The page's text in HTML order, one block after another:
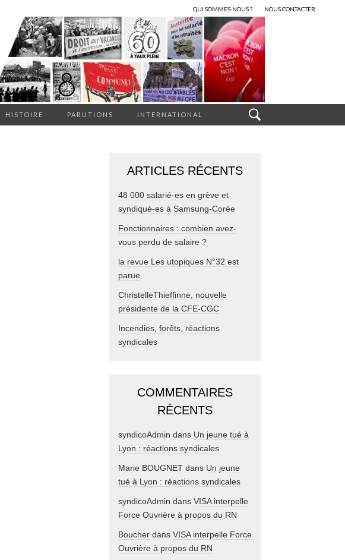
QUI SOMMES-NOUS ? NOUS CONTACTER
HISTOIRE PARUTIONS INTERNATIONAL
ARTICLES RÉCENTS
48 000 salarié-es en grève et
syndiqué-es à Samsung-Corée
Fonctionnaires : combien avez-
vous perdu de salaire ?
la revue Les utopiques N°32 est
parue
ChristelleThieffinne, nouvelle
présidente de la CFE-CGC
Incendies, forêts, réactions
syndicales
COMMENTAIRES
RÉCENTS
syndicoAdmin dans Un jeune tué à
Lyon : réactions syndicales
Marie BOUGNET dans Un jeune
tué à Lyon : réactions syndicales
syndicoAdmin dans VISA interpelle
Force Ouvrière à propos du RN
Boucher dans VISA interpelle Force
Ouvrière à propos du RN